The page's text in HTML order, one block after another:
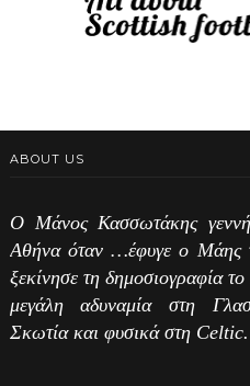
ABOUT US
Ο Μάνος Κασσωτάκης
Αθήνα όταν …έφυγε ο Μάης
ξεκίνησε τη δημοσιογραφία
μεγάλη αδυναμία στη
Σκωτία και φυσικά στη Celtic.